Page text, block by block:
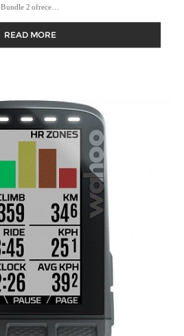
Bundle 2 ofrece…
READ MORE